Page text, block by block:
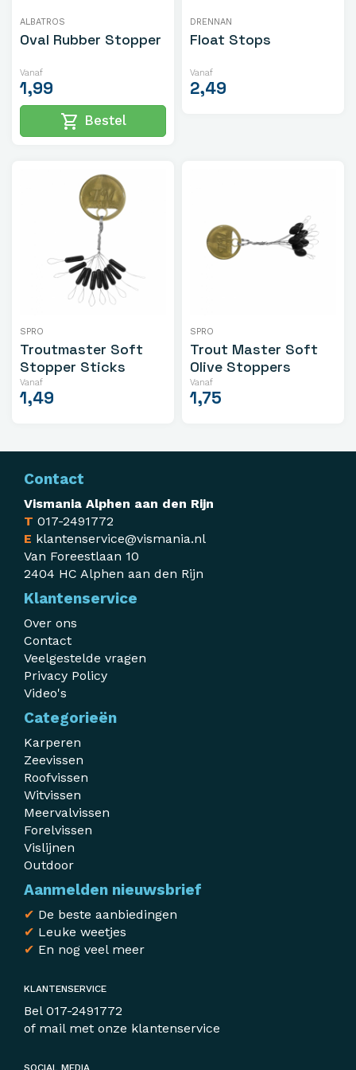
ALBATROS
Oval Rubber Stopper
Vanaf
1,99
shopping_cart Bestel
DRENNAN
Float Stops
Vanaf
2,49
SPRO
Troutmaster Soft
Stopper Sticks
Vanaf
1,49
SPRO
Trout Master Soft
Olive Stoppers
Vanaf
1,75
Contact
Vismania Alphen aan den Rijn
T 017-2491772
E klantenservice@vismania.nl
Van Foreestlaan 10
2404 HC Alphen aan den Rijn
Klantenservice
Over ons
Contact
Veelgestelde vragen
Privacy Policy
Video's
Categorieën
Karperen
Zeevissen
Roofvissen
Witvissen
Meervalvissen
Forelvissen
Vislijnen
Outdoor
Aanmelden nieuwsbrief
✔ De beste aanbiedingen
✔ Leuke weetjes
✔ En nog veel meer
KLANTENSERVICE
Bel 017-2491772
of mail met onze klantenservice
SOCIAL MEDIA